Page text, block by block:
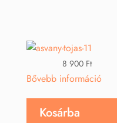
8 900 Ft
Bővebb információ
Kosárba